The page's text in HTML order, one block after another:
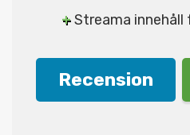
+Streama innehåll
Recension